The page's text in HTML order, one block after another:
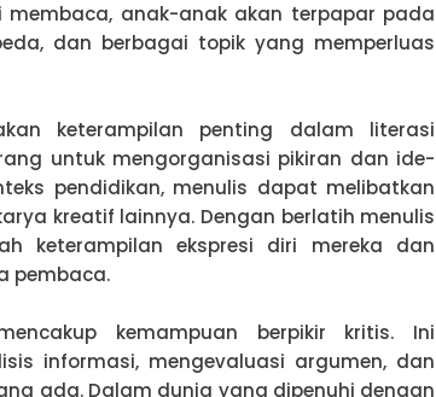
anak-anak akan terpapar pada
dan berbagai topik yang memperluas
keterampilan penting dalam literasi
untuk mengorganisasi pikiran dan ide-
pendidikan, menulis dapat melibatkan
kreatif lainnya. Dengan berlatih menulis
keterampilan ekspresi diri mereka dan
pembaca.
kemampuan berpikir kritis. Ini
informasi, mengevaluasi argumen, dan
ada. Dalam dunia yang dipenuhi dengan